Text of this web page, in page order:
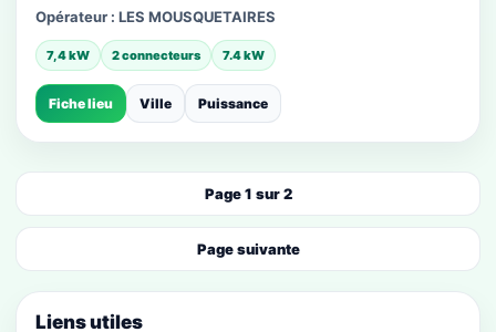
Opérateur : LES MOUSQUETAIRES
7,4 kW 2 connecteurs 7.4 kW
Fiche lieu Ville Puissance
Page 1 sur 2
Page suivante
Liens utiles